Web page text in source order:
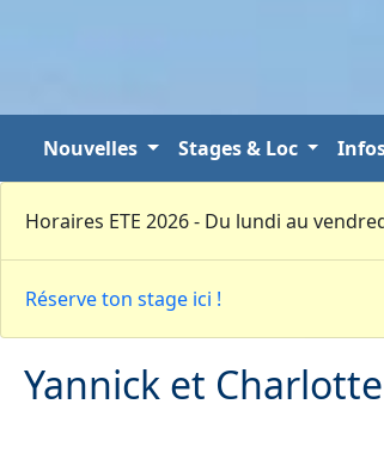
Nouvelles Stages & Loc
Horaires ETE 2026 - Du lundi au
Réserve ton stage ici !
Yannick et